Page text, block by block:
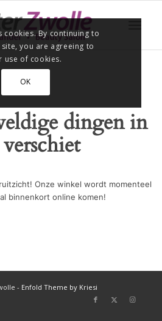
dingen in
Onze winkel wordt momenteel
binnenkort online komen!
- Enfold Theme by Kriesi
cookies. By continuing to
you are agreeing to
use of cookies.
OK